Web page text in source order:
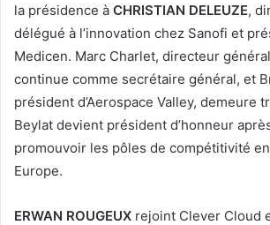
la présidence à CHRISTIAN DELEUZE,
délégué à l’innovation chez Sanofi et
Medicen. Marc Charlet, directeur
continue comme secrétaire général, et
président d’Aerospace Valley, demeure
Beylat devient président d’honneur
promouvoir les pôles de compétitivité
Europe.
ERWAN ROUGEUX rejoint Clever Cloud